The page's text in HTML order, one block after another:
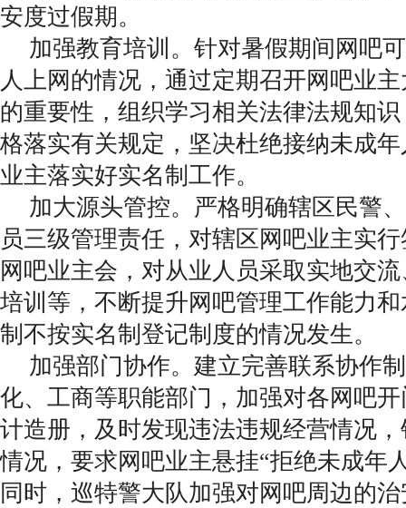
安度过假期。
加强教育培训。针对暑假期间网吧
人上网的情况，通过定期召开网吧业
的重要性，组织学习相关法律法规知
格落实有关规定，坚决杜绝接纳未成
业主落实好实名制工作。
加大源头管控。严格明确辖区民警
员三级管理责任，对辖区网吧业主实
网吧业主会，对从业人员采取实地交
培训等，不断提升网吧管理工作能力
制不按实名制登记制度的情况发生。
加强部门协作。建立完善联系协作
化、工商等职能部门，加强对各网吧
计造册，及时发现违法违规经营情况
情况，要求网吧业主悬挂“拒绝未成年
同时，巡特警大队加强对网吧周边的